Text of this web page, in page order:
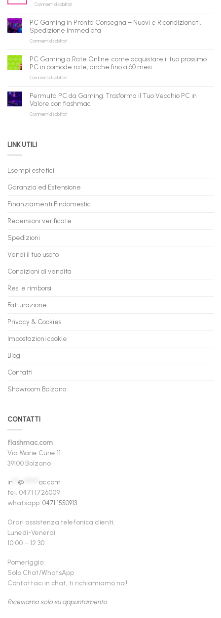
gli
il
tuo
assistente
può
fare
shopping
qui
Commenti disabilitatisu
all’ingrosso:
la
B2B
flashmac
per
PC Gaming in Pronta Consegna – Nuovi e Ricondizionati,
Spedizione Immediata
Commenti disabilitatisu
in
Pronta
Consegna
Nuovi
Ricondizionati,
Spedizione
PC Gaming a Rate Online: come acquistare il tuo prossimo
PC in comode rate, anche fino a 60 mesi
Commenti disabilitatisu
a
Rate
Online:
anche
a
Permuta PC da Gaming: Trasforma il Tuo Vecchio PC in
Valore con flashmac
Commenti disabilitatisu
in
con
LINK UTILI
Esempi estetici
Garanzia ed Estensione
Finanziamenti Findomestic
Recensioni verificate
Spedizioni
Vendi il tuo usato
Condizioni di vendita
Resi e rimborsi
Fatturazione
Privacy & Cookies
Impostazioni cookie
Blog
Contatti
Showroom Bolzano
CONTATTI
flashmac.com
Via Marie Curie 11
39100 Bolzano
in @
ac.com
tel. 0471 1726009
whatsapp: 0471 1550913
Orari assistenza telefonica clienti:
Lunedì-Venerdì
10.00 – 12.30
Pomeriggio:
Solo Chat/WhatsApp
Contattaci in chat, ti richiamiamo noi!
Riceviamo solo su appuntamento.